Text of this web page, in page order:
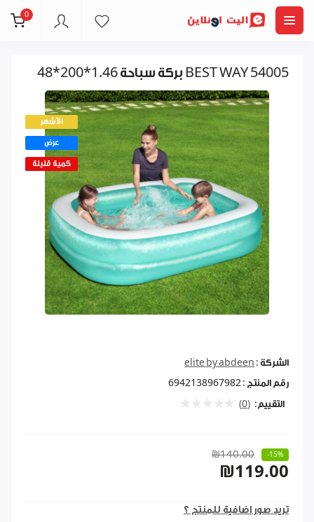
0
بركة سباحة 1.46*200*48 BEST WAY 54005
الأشهر
عرض
كمية قليلة
الشركة : elite by abdeen
رقم المنتج : 6942138967982
التقييم: (0)
₪140.00 -15%
₪119.00
تريد صور اضافية للمنتج ؟